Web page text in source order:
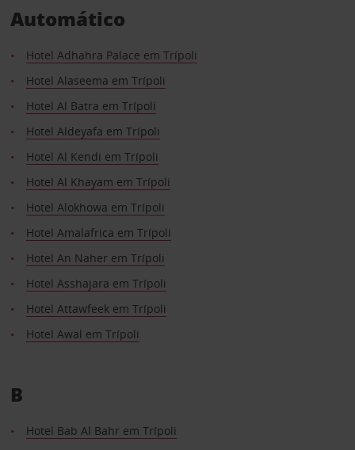
Automático
Hotel Adhahra Palace em Trípoli
Hotel Alaseema em Trípoli
Hotel Al Batra em Trípoli
Hotel Aldeyafa em Trípoli
Hotel Al Kendi em Trípoli
Hotel Al Khayam em Trípoli
Hotel Alokhowa em Trípoli
Hotel Amalafrica em Trípoli
Hotel An Naher em Trípoli
Hotel Asshajara em Trípoli
Hotel Attawfeek em Trípoli
Hotel Awal em Trípoli
B
Hotel Bab Al Bahr em Trípoli